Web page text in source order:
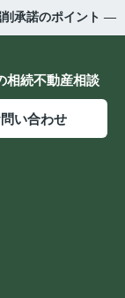
削承諾のポイント ―
相続不動産相談
い合わせ